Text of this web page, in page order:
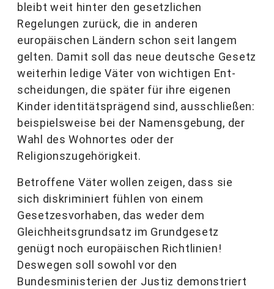
bleibt weit hinter den gesetzlichen
Regelungen zurück, die in anderen
europäischen Ländern schon seit langem
gelten. Damit soll das neue deutsche Gesetz
weiterhin ledige Väter von wichtigen Ent­
scheidungen, die später für ihre eigenen
Kinder identitätsprägend sind, ausschließen:
bei­spielsweise bei der Namensgebung, der
Wahl des Wohnortes oder der
Religionszugehörigkeit.
Betroffene Väter wollen zeigen, dass sie
sich diskriminiert fühlen von einem
Gesetzesvorhaben, das weder dem
Gleichheitsgrundsatz im Grundgesetz
genügt noch europäischen Richtlinien!
Deswegen soll sowohl vor den
Bundesministerien der Justiz demonstriert